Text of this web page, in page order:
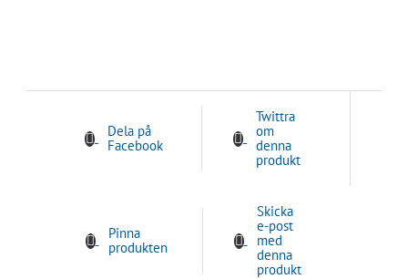
Dela på
Facebook
Twittra
om
denna
produkt
Pinna
produkten
Skicka
e-post
med
denna
produkt